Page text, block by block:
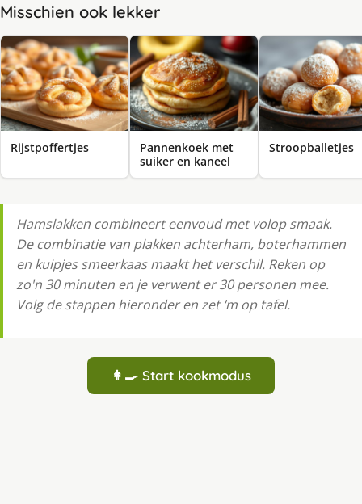
Misschien ook lekker
Rijstpoffertjes
Pannenkoek met
suiker en kaneel
Stroopballetjes
Hamslakken combineert eenvoud met volop smaak.
De combinatie van plakken achterham, boterhammen
en kuipjes smeerkaas maakt het verschil. Reken op
zo'n 30 minuten en je verwent er 30 personen mee.
Volg de stappen hieronder en zet ‘m op tafel.
👩‍🍳 Start kookmodus